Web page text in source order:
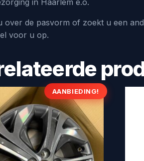
over de pasvorm of zoekt u een
voor u op.
AANBIEDING!